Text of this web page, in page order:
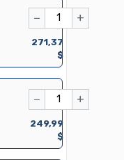
− +
271,37
$
− +
249,99
$